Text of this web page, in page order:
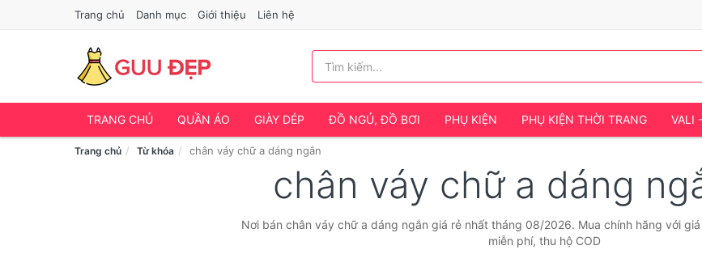
Trang chủ Danh mục Giới thiệu Liên hệ
TRANG CHỦ QUẦN ÁO GIÀY DÉP ĐỒ NGỦ, ĐỒ BƠI PHỤ KIỆN PHỤ KIỆN THỜI TRANG VALI
Trang chủ Từ khóa chân váy chữ a dáng ngắn
chân váy chữ a dáng
Nơi bán chân váy chữ a dáng ngắn giá rẻ nhất tháng 08/2026. Mua chính hãng với
miễn phí, thu hộ COD